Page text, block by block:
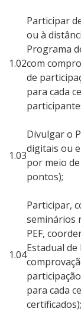
1.02
Participar
ou à
Programa
com
de
para cada
1.03
Divulgar o
digitais ou
por meio
pontos);
1.04
Participar,
seminários
PEF,
Estadual de
para cada
certificados);